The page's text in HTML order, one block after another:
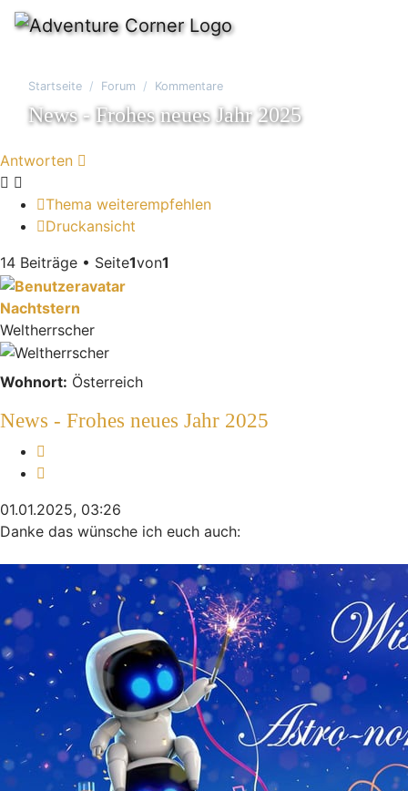
Startseite Forum Kommentare
News - Frohes neues Jahr 2025
Antworten
Thema weiterempfehlen
Druckansicht
14 Beiträge • Seite1von1
Nachtstern
Weltherrscher
Wohnort: Österreich
News - Frohes neues Jahr 2025
01.01.2025, 03:26
Danke das wünsche ich euch auch: